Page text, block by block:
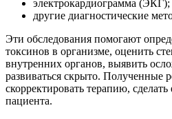
электрокардиограмма (ЭКГ);
другие диагностические
Эти обследования помогают
токсинов в организме, оценить
внутренних органов, выявить
развиваться скрыто. Полученные
скорректировать терапию, сделать
пациента.